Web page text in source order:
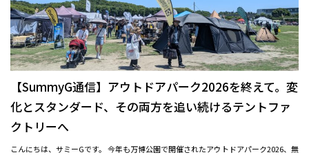
【SummyG通信】アウトドアパーク2026を終えて。変
化とスタンダード、その両方を追い続けるテントファ
クトリーへ
こんにちは、サミーGです。 今年も万博公園で開催されたアウトドアパーク2026、無